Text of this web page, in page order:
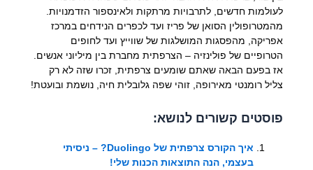
לעולמות חדשים, לתרבויות מרתקות ולאינספור הזדמנויות.
מהמטרופולין הסואן של פריז ועד לכפרים הנידחים במרכז
אפריקה, מהפסגות המושלגות של שווייץ ועד לחופים
הטרופיים של פולינזיה – הצרפתית מחברת בין מיליוני אנשים.
אז בפעם הבאה שאתם שומעים צרפתית, זכרו שזה לא רק
צליל רומנטי מאירופה, זוהי שפה גלובלית חיה, נושמת ובועטת!
פוסטים קשורים לנושא:
איך הקורס צרפתית של Duolingo? – ניסיתי
בעצמי, הנה התוצאות הכנות שלי!